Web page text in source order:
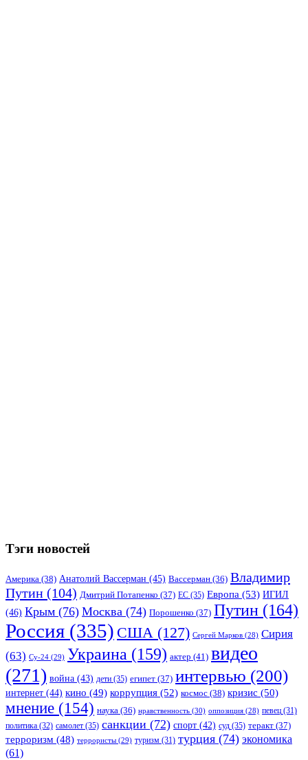
Тэги новостей
Америка (38) Анатолий Вассерман (45) Вассерман (36) Владимир
Путин (104) Дмитрий Потапенко (37) ЕС (35) Европа (53) ИГИЛ
(46) Крым (76) Москва (74) Порошенко (37) Путин (164)
Россия (335) США (127) Сергей Марков (28) Сирия
(63) Су-24 (29) Украина (159) актер (41) видео
(271) война (43) дети (35) египет (37) интервью (200)
интернет (44) кино (49) коррупция (52) космос (38) кризис (50)
мнение (154) наука (36) нравственность (30) оппозиция (28) певец (31)
политика (32) самолет (35) санкции (72) спорт (42) суд (35) теракт (37)
терроризм (48) террористы (29) туризм (31) турция (74) экономика
(61)